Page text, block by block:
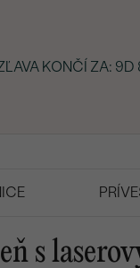
KONČÍ ZA: 9D
s